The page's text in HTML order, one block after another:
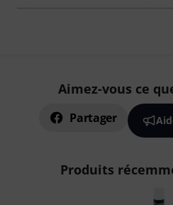
Aimez-vous ce
Partager
Produits